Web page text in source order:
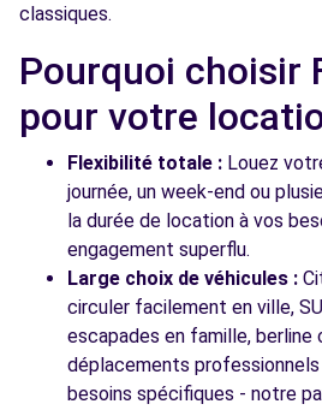
classiques.
Pourquoi choisir
pour votre
Flexibilité totale : Louez
journée, un week-end ou
la durée de location à vos
engagement superflu.
Large choix de véhicules :
circuler facilement en ville,
escapades en famille,
déplacements
besoins spécifiques - notre